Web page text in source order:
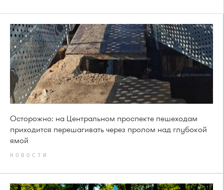
Осторожно: на Центральном проспекте пешеходам
приходится перешагивать через пролом над глубокой
ямой
НОВОСТИ